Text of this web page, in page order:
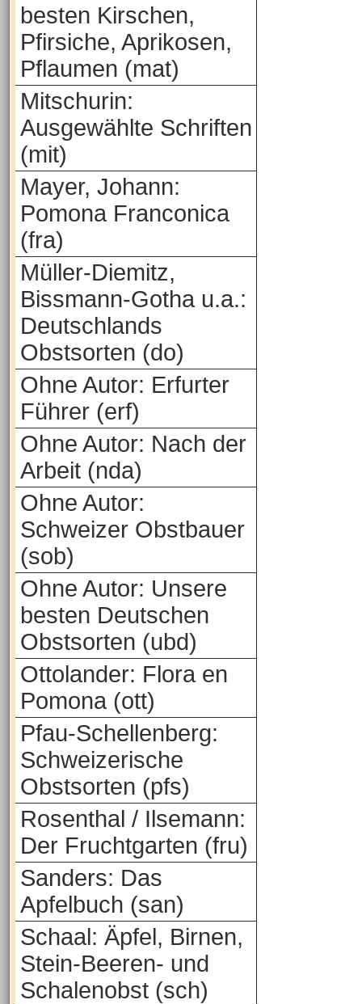
besten Kirschen,
Pfirsiche, Aprikosen,
Pflaumen (mat)
Mitschurin:
Ausgewählte Schriften
(mit)
Mayer, Johann:
Pomona Franconica
(fra)
Müller-Diemitz,
Bissmann-Gotha u.a.:
Deutschlands
Obstsorten (do)
Ohne Autor: Erfurter
Führer (erf)
Ohne Autor: Nach der
Arbeit (nda)
Ohne Autor:
Schweizer Obstbauer
(sob)
Ohne Autor: Unsere
besten Deutschen
Obstsorten (ubd)
Ottolander: Flora en
Pomona (ott)
Pfau-Schellenberg:
Schweizerische
Obstsorten (pfs)
Rosenthal / Ilsemann:
Der Fruchtgarten (fru)
Sanders: Das
Apfelbuch (san)
Schaal: Äpfel, Birnen,
Stein-Beeren- und
Schalenobst (sch)